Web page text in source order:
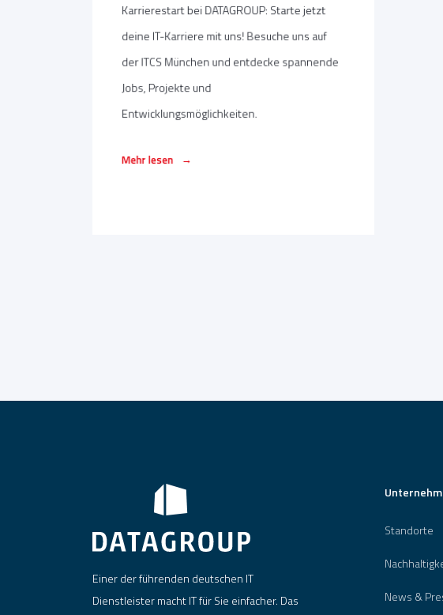
Karrierestart bei DATAGROUP: Starte jetzt
deine IT-Karriere mit uns! Besuche uns auf
der ITCS München und entdecke spannende
Jobs, Projekte und
Entwicklungsmöglichkeiten.
Mehr lesen →
Einer der führenden deutschen IT
Dienstleister macht IT für Sie einfacher. Das
Standorte
News &